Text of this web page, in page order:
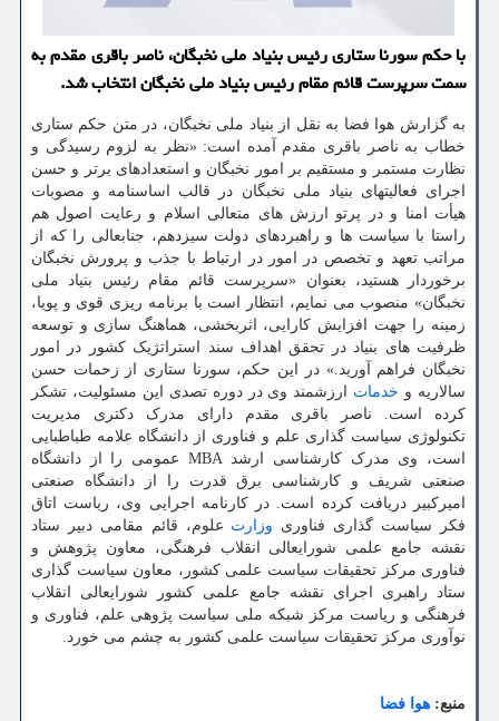
با حکم سورنا ستاری رئیس بنیاد ملی نخبگان، ناصر باقری مقدم به
سمت سرپرست قائم مقام رئیس بنیاد ملی نخبگان انتخاب شد.
به گزارش هوا فضا به نقل از بنیاد ملی نخبگان، در متن حکم ستاری
خطاب به ناصر باقری مقدم آمده است: «نظر به لزوم رسیدگی و
نظارت مستمر و مستقیم بر امور نخبگان و استعدادهای برتر و حسن
اجرای فعالیتهای بنیاد ملی نخبگان در قالب اساسنامه و مصوبات
هیأت امنا و در پرتو ارزش های متعالی اسلام و رعایت اصول هم
راستا با سیاست ها و راهبردهای دولت سیزدهم، جنابعالی را که از
مراتب تعهد و تخصص در امور در ارتباط با جذب و پرورش نخبگان
برخوردار هستید، بعنوان «سرپرست قائم مقام رئیس بنیاد ملی
نخبگان» منصوب می نمایم، انتظار است با برنامه ریزی قوی و پویا،
زمینه را جهت افزایش کارایی، اثربخشی، هماهنگ سازی و توسعه
ظرفیت های بنیاد در تحقق اهداف سند استراتژیک کشور در امور
نخبگان فراهم آورید.» در این حکم، سورنا ستاری از زحمات حسن
سالاریه و خدمات ارزشمند وی در دوره تصدی این مسئولیت، تشکر
کرده است. ناصر باقری مقدم دارای مدرک دکتری مدیریت
تکنولوژی سیاست گذاری علم و فناوری از دانشگاه علامه طباطبایی
است، وی مدرک کارشناسی ارشد MBA عمومی را از دانشگاه
صنعتی شریف و کارشناسی برق قدرت را از دانشگاه صنعتی
امیرکبیر دریافت کرده است. در کارنامه اجرایی وی، ریاست اتاق
فکر سیاست گذاری فناوری وزارت علوم، قائم مقامی دبیر ستاد
نقشه جامع علمی شورایعالی انقلاب فرهنگی، معاون پژوهش و
فناوری مرکز تحقیقات سیاست علمی کشور، معاون سیاست گذاری
ستاد راهبری اجرای نقشه جامع علمی کشور شورایعالی انقلاب
فرهنگی و ریاست مرکز شبکه ملی سیاست پژوهی علم، فناوری و
نوآوری مرکز تحقیقات سیاست علمی کشور به چشم می خورد.
منبع: هوا فضا